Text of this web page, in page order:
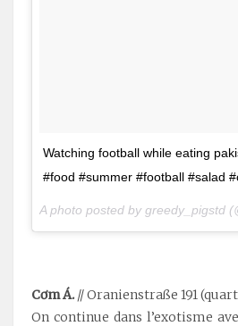
Watching football while eating
#food #summer #football #salad
Cơm Á. // Oranienstraße 191
On continue dans l’exotisme